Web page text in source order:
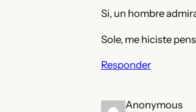
Si, un hombre
Sole, me hiciste
Responder
Anonymous